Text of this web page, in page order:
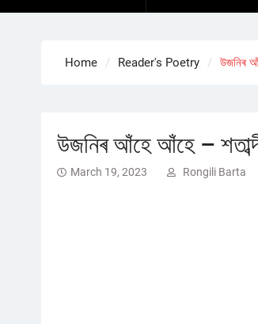
Home Reader's Poetry উজনিৰ
উজনিৰ আঁহে আঁহে –
March 19, 2023 Rongili Barta